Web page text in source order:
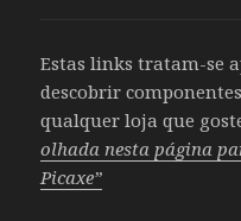
Estas links tratam-se
descobrir
qualquer loja que
olhada nesta página
Picaxe”